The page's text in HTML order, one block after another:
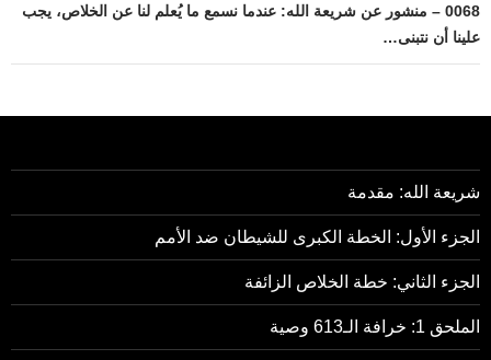
0068 – منشور عن شريعة الله: عندما نسمع ما يُعلم لنا عن الخلاص، يجب
علينا أن نتبنى…
شريعة الله: مقدمة
الجزء الأول: الخطة الكبرى للشيطان ضد الأمم
الجزء الثاني: خطة الخلاص الزائفة
الملحق 1: خرافة الـ613 وصية